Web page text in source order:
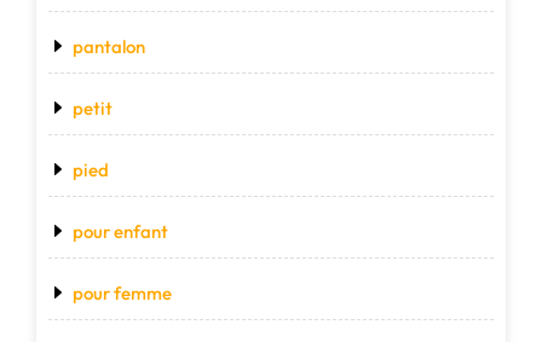
pantalon
petit
pied
pour enfant
pour femme